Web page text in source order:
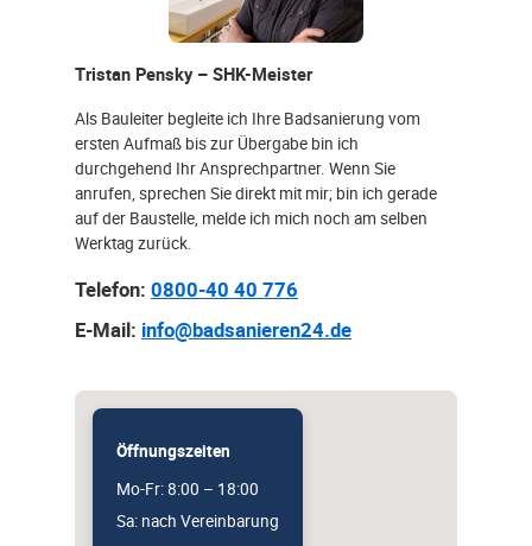
Tristan Pensky – SHK-Meister
Als Bauleiter begleite ich Ihre Badsanierung vom
ersten Aufmaß bis zur Übergabe bin ich
durchgehend Ihr Ansprechpartner. Wenn Sie
anrufen, sprechen Sie direkt mit mir; bin ich gerade
auf der Baustelle, melde ich mich noch am selben
Werktag zurück.
Telefon: 0800-40 40 776
E-Mail: info@badsanieren24.de
Öffnungszeiten
Mo-Fr: 8:00 – 18:00
Sa: nach Vereinbarung